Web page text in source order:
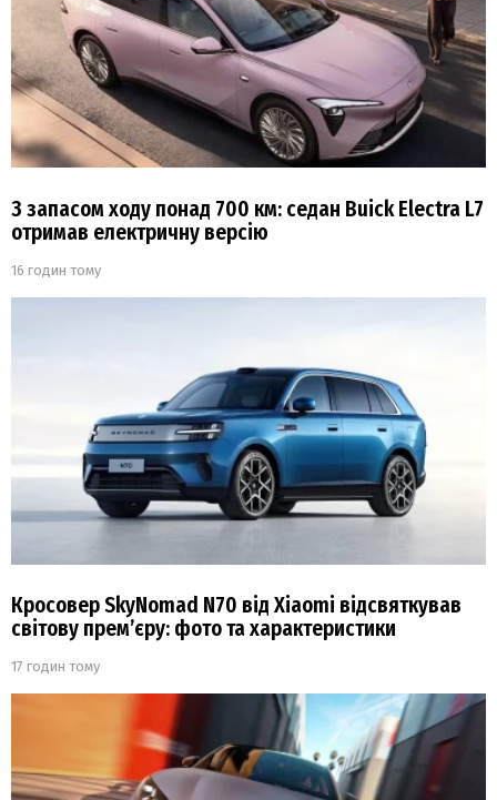
З запасом ходу понад 700 км: седан Buick Electra L7
отримав електричну версію
16 годин тому
Кросовер SkyNomad N70 від Xiaomi відсвяткував
світову прем’єру: фото та характеристики
17 годин тому